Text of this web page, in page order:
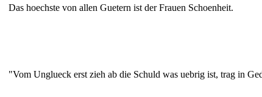
Das hoechste von allen Guetern ist der Frauen Schoenheit.
"Vom Unglueck erst zieh ab die Schuld was uebrig ist, trag in